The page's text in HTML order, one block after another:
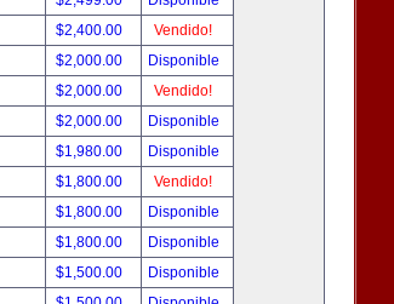
$2,400.00
Vendido!
$2,000.00
Disponible
$2,000.00
Vendido!
$2,000.00
Disponible
$1,980.00
Disponible
$1,800.00
Vendido!
$1,800.00
Disponible
$1,800.00
Disponible
$1,500.00
Disponible